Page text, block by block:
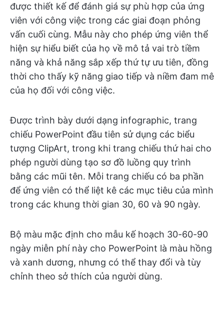
được thiết kế để đánh giá sự phù hợp của ứng
viên với công việc trong các giai đoạn phỏng
vấn cuối cùng. Mẫu này cho phép ứng viên thể
hiện sự hiểu biết của họ về mô tả vai trò tiềm
năng và khả năng sắp xếp thứ tự ưu tiên, đồng
thời cho thấy kỹ năng giao tiếp và niềm đam mê
của họ đối với công việc.
Được trình bày dưới dạng infographic, trang
chiếu PowerPoint đầu tiên sử dụng các biểu
tượng ClipArt, trong khi trang chiếu thứ hai cho
phép người dùng tạo sơ đồ luồng quy trình
bằng các mũi tên. Mỗi trang chiếu có ba phần
để ứng viên có thể liệt kê các mục tiêu của mình
trong các khung thời gian 30, 60 và 90 ngày.
Bộ màu mặc định cho mẫu kế hoạch 30-60-90
ngày miễn phí này cho PowerPoint là màu hồng
và xanh dương, nhưng có thể thay đổi và tùy
chỉnh theo sở thích của người dùng.